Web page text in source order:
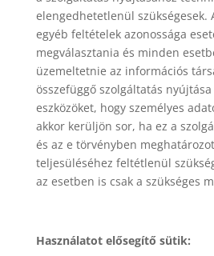
elengedhetetlenül szükségesek.
egyéb feltételek azonossága
megválasztania és minden
üzemeltetnie az információs
összefüggő szolgáltatás
eszközöket, hogy személyes
akkor kerüljön sor, ha ez a
és az e törvényben
teljesüléséhez feltétlenül
az esetben is csak a szükséges
Használatot elősegítő sütik: